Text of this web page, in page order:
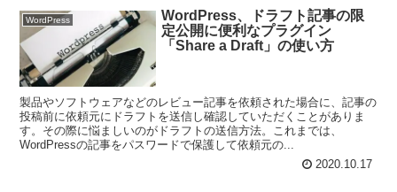
WordPress
WordPress、ドラフト記事の限
定公開に便利なプラグイン
「Share a Draft」の使い方
製品やソフトウェアなどのレビュー記事を依頼された場合に、記事の
投稿前に依頼元にドラフトを送信し確認していただくことがありま
す。その際に悩ましいのがドラフトの送信方法。これまでは、
WordPressの記事をパスワードで保護して依頼元の...
2020.10.17